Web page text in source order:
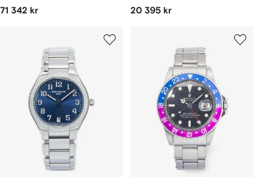
71 342 kr 20 395 kr